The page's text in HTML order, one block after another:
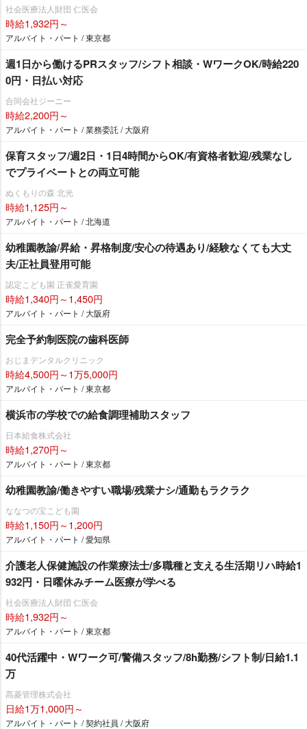
社会医療法人財団 仁医会
時給1,932円～
アルバイト・パート / 東京都
週1日から働けるPRスタッフ/シフト相談・WワークOK/時給220
0円・日払い対応
合同会社ジーニー
時給2,200円～
アルバイト・パート / 業務委託 / 大阪府
保育スタッフ/週2日・1日4時間からOK/有資格者歓迎/残業なし
でプライベートとの両立可能
ぬくもりの森 北光
時給1,125円～
アルバイト・パート / 北海道
幼稚園教諭/昇給・昇格制度/安心の待遇あり/経験なくても大丈
夫/正社員登用可能
認定こども園 正雀愛育園
時給1,340円～1,450円
アルバイト・パート / 大阪府
完全予約制医院の歯科医師
おじまデンタルクリニック
時給4,500円～1万5,000円
アルバイト・パート / 東京都
横浜市の学校での給食調理補助スタッフ
日本給食株式会社
時給1,270円～
アルバイト・パート / 東京都
幼稚園教諭/働きやすい職場/残業ナシ/通勤もラクラク
ななつの宝こども園
時給1,150円～1,200円
アルバイト・パート / 愛知県
介護老人保健施設の作業療法士/多職種と支える生活期リハ時給1
932円・日曜休みチーム医療が学べる
社会医療法人財団 仁医会
時給1,932円～
アルバイト・パート / 東京都
40代活躍中・Wワーク可/警備スタッフ/8h勤務/シフト制/日給1.1
万
髙菱管理株式会社
日給1万1,000円～
アルバイト・パート / 契約社員 / 大阪府